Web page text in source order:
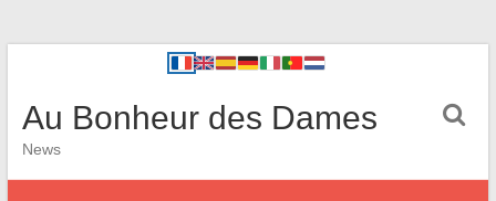
Au Bonheur des Dames
News